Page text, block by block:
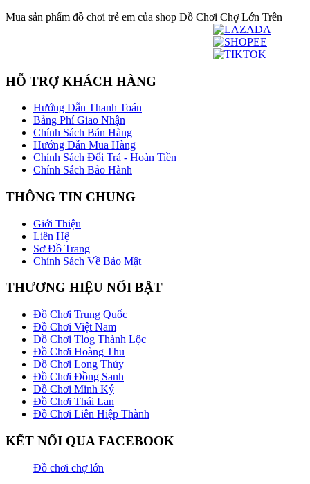
Mua sản phẩm đồ chơi trẻ em của shop Đồ Chơi Chợ Lớn Trên
HỖ TRỢ KHÁCH HÀNG
Hướng Dẫn Thanh Toán
Bảng Phí Giao Nhận
Chính Sách Bán Hàng
Hướng Dẫn Mua Hàng
Chính Sách Đổi Trả - Hoàn Tiền
Chính Sách Bảo Hành
THÔNG TIN CHUNG
Giới Thiệu
Liên Hệ
Sơ Đồ Trang
Chính Sách Về Bảo Mật
THƯƠNG HIỆU NỔI BẬT
Đồ Chơi Trung Quốc
Đồ Chơi Việt Nam
Đồ Chơi Tlog Thành Lộc
Đồ Chơi Hoàng Thu
Đồ Chơi Long Thủy
Đồ Chơi Đồng Sanh
Đồ Chơi Minh Ký
Đồ Chơi Thái Lan
Đồ Chơi Liên Hiệp Thành
KẾT NỐI QUA FACEBOOK
Đồ chơi chợ lớn